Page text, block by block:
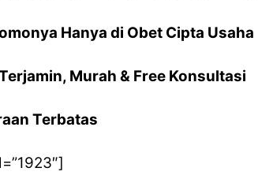
Hanya di Obet Cipta Usaha
Murah & Free Konsultasi
Terbatas